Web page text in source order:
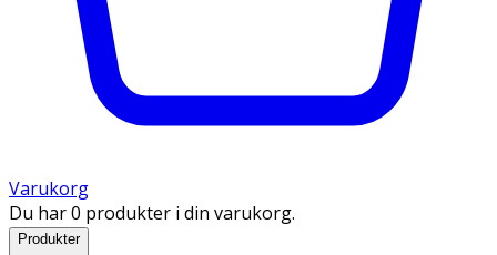
Varukorg
Du har 0 produkter i din varukorg.
Produkter